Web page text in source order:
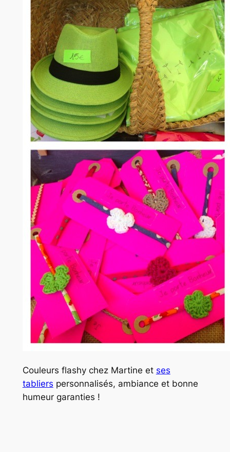
Couleurs flashy chez Martine et ses
tabliers personnalisés, ambiance et bonne
humeur garanties !